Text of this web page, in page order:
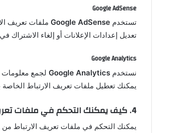
Google AdSense
تستخدم Google AdSense ملفات تعريف
تعديل إعدادات الإعلانات أو إلغاء
Google Analytics
نستخدم Google Analytics لجمع معلومات
يمكنك تعطيل ملفات تعريف الارتباط الخاصة
4. كيف يمكنك التحكم في ملفات
يمكنك التحكم في ملفات تعريف الارتباط